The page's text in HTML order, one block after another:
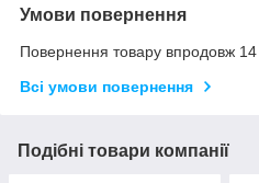
Умови повернення
Повернення товару впродовж 14
Всі умови повернення
Подібні товари компанії